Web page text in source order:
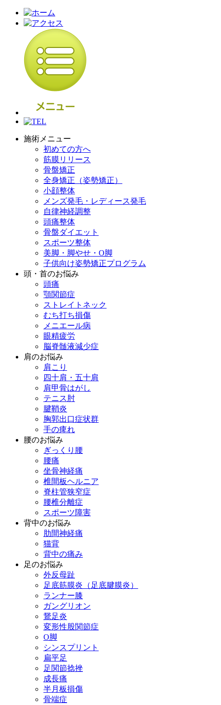
施術メニュー
初めての方へ
筋膜リリース
骨盤矯正
全身矯正（姿勢矯正）
小顔整体
メンズ発毛・レディース発毛
自律神経調整
頭痛整体
骨盤ダイエット
スポーツ整体
美脚・脚やせ・O脚
子供向け姿勢矯正プログラム
頭・首のお悩み
頭痛
顎関節症
ストレイトネック
むち打ち損傷
メニエール病
眼精疲労
脳脊髄液減少症
肩のお悩み
肩こり
四十肩・五十肩
肩甲骨はがし
テニス肘
腱鞘炎
胸郭出口症状群
手の痺れ
腰のお悩み
ぎっくり腰
腰痛
坐骨神経痛
椎間板ヘルニア
脊柱管狭窄症
腰椎分離症
スポーツ障害
背中のお悩み
肋間神経痛
猫背
背中の痛み
足のお悩み
外反母趾
足底筋膜炎（足底腱膜炎）
ランナー膝
ガングリオン
鵞足炎
変形性股関節症
O脚
シンスプリント
扁平足
足関節捻挫
成長痛
半月板損傷
骨端症